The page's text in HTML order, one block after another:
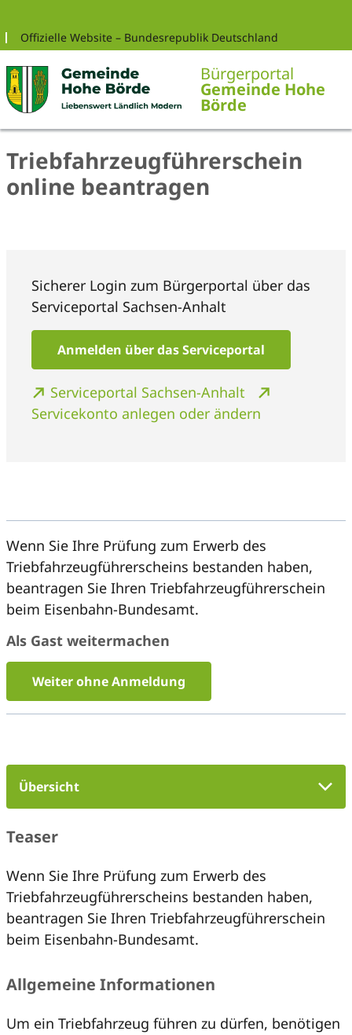
Offizielle Website – Bundesrepublik Deutschland
Bürgerportal
Gemeinde Hohe
Börde
Triebfahrzeugführerschein
online beantragen
Sicherer Login zum Bürgerportal über das
Serviceportal Sachsen-Anhalt
Anmelden über das Serviceportal
Serviceportal Sachsen-Anhalt
Servicekonto anlegen oder ändern
Wenn Sie Ihre Prüfung zum Erwerb des
Triebfahrzeugführerscheins bestanden haben,
beantragen Sie Ihren Triebfahrzeugführerschein
beim Eisenbahn-Bundesamt.
Als Gast weitermachen
Weiter ohne Anmeldung
Übersicht
Teaser
Wenn Sie Ihre Prüfung zum Erwerb des
Triebfahrzeugführerscheins bestanden haben,
beantragen Sie Ihren Triebfahrzeugführerschein
beim Eisenbahn-Bundesamt.
Allgemeine Informationen
Um ein Triebfahrzeug führen zu dürfen, benötigen